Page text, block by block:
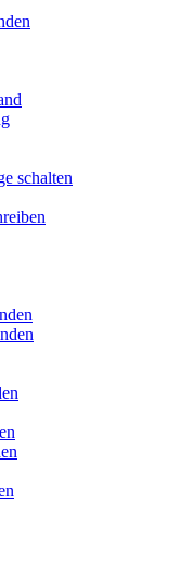
schalten